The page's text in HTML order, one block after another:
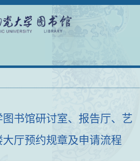
书馆研讨室、报告厅、艺
厅预约规章及申请流程